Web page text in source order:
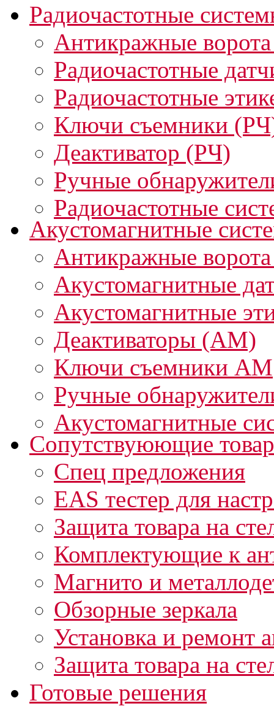
Радиочастотные
Антикражные
Радиочастотные
Радиочастотные
Ключи съемники
Деактиватор (РЧ)
Ручные
Радиочастотные
Акустомагнитные
Антикражные
Акустомагнитные
Акустомагнитные
Деактиваторы (АМ)
Ключи съемники АМ
Ручные
Акустомагнитные
Сопутствуюющие
Спец предложения
EAS тестер для
Защита товара на
Комплектующие к
Магнито и
Обзорные зеркала
Установка и ремонт
Защита товара на
Готовые решения